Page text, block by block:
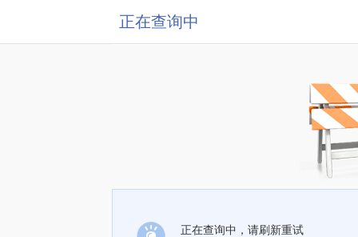
正在查询中
正在查询中，请刷新重试